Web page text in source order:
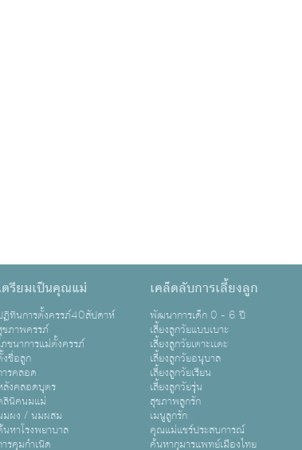
ตรียมเป็นคุณแม่
ฏิทินการตั้งครรภ์40สัปดาห์
ขภาพครรภ์
ชนาการแม่ตั้งครรภ์
งชื่อลูก
ารคลอด
ลังคลอดบุตร
ลินิคนมแม่
มผง / นมผสม
นหาโรงพยาบาล
ารคุมกำเนิด
เคล็ดลับการเลี้ยงลูก
พัฒนาการเด็ก 0 - 6 ปี
เลี้ยงลูกวัยแบบเบาะ
เลี้ยงลูกวัยเตาะเเตะ
เลี้ยงลูกวัยอนุบาล
เลี้ยงลูกวัยเรียน
เลี้ยงลูกวัยรุ่น
สุขภาพลูกรัก
เมนูลูกรัก
คุณแม่แชร์ประสบการณ์
ค้นหากุมารแพทย์เมืองไทย